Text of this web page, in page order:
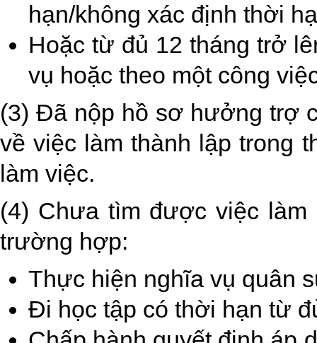
hạn/không xác định thời
Hoặc từ đủ 12 tháng trở
vụ hoặc theo một công
(3) Đã nộp hồ sơ hưởng trợ
về việc làm thành lập trong
làm việc.
(4) Chưa tìm được việc
trường hợp:
Thực hiện nghĩa vụ quân
Đi học tập có thời hạn từ